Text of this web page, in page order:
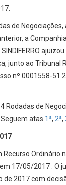
de
a
junto ao Tribunal
nº 0001558-
Rodadas de
Seguem atas 1ª, 2ª,
Recurso Ordinário
17/05/2017 . O
de 2017 com